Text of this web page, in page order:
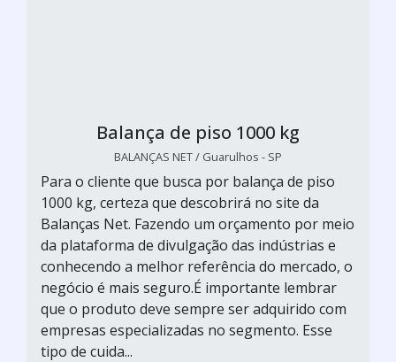
Balança de piso 1000 kg
BALANÇAS NET / Guarulhos - SP
Para o cliente que busca por balança de piso
1000 kg, certeza que descobrirá no site da
Balanças Net. Fazendo um orçamento por meio
da plataforma de divulgação das indústrias e
conhecendo a melhor referência do mercado, o
negócio é mais seguro.É importante lembrar
que o produto deve sempre ser adquirido com
empresas especializadas no segmento. Esse
tipo de cuida...